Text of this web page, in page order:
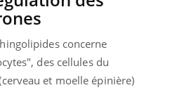
concerne
des cellules du
et moelle épinière)